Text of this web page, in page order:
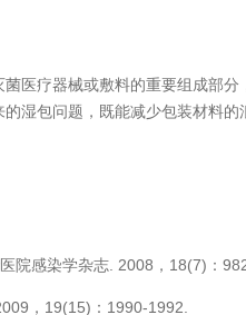
疗器械或敷料的重要组成部分
湿包问题，既能减少包装材料
院感染学杂志. 2008，18(7)：
，19(15)：1990-1992.